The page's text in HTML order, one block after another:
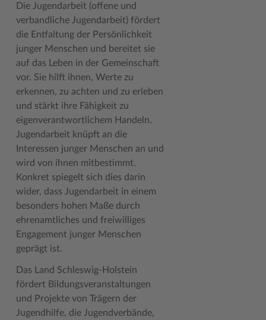
Geodatenportale (Kreiskarte)
Kfz-Zulassung
Kontakt / Öffnungszeiten
Lebenslagen
Leistungen
Lexikon
Publikationen
Wo Sie uns finden
Wunsch-Kennzeichen ↗
Zuständigkeitsfinder SH ↗
Fotoarchiv
Hitzeschutz
Klimaanpassungskonzept
Kreistag Sitzungskalender
Lokales Wetter
Newsletter
Pressemeldungen
Social Media
Stellenangebote
Stormarninfo
Termine
Woche der Seelischen Gesundheit
#MeinStormarn
Kreispräsident
Kreistag und Ausschüsse
Kreistag Sitzungskalender
Kreisverwaltung
Landrat
Sonderbereiche
Stabsbereiche
Städte und Gemeinden
Wahlen im Kreis
Wappen und Geschichte
Wappenrolle
Zahlen, Daten, Fakten
Offene Stellen
Praktika und FSJ
Weiterbildung beim Kreis Stormarn
Wen wir suchen
Klimaschutz beim Kreis Stormarn
Projekt e-Gewerbe
Stormarner Bündnis für bezahlbares Wohnen
Wirtschafts- und Aufbaugesellschaft Stormarn
Zahlen, Daten, Fakten
Kulturelle Einrichtungen
Museen
Naturschutzgebiete
Radwandern
Storchenhorste
Lieblingsplätze in der Metropolregion
Termine und Veranstaltungen
Tourismus
Umlandscout Hamburg
Vereine und Gruppen
Wälder und Moore
Die Jugendarbeit (offene und
verbandliche Jugendarbeit) fördert
die Entfaltung der Persönlichkeit
junger Menschen und bereitet sie
auf das Leben in der Gemeinschaft
vor. Sie hilft ihnen, Werte zu
erkennen, zu achten und zu erleben
und stärkt ihre Fähigkeit zu
eigenverantwortlichem Handeln.
Jugendarbeit knüpft an die
Interessen junger Menschen an und
wird von ihnen mitbestimmt.
Konkret spiegelt sich dies darin
wider, dass Jugendarbeit in einem
besonders hohen Maße durch
ehrenamtliches und freiwilliges
Engagement junger Menschen
geprägt ist.
Das Land Schleswig-Holstein
fördert Bildungsveranstaltungen
und Projekte von Trägern der
Jugendhilfe, die Jugendverbände,